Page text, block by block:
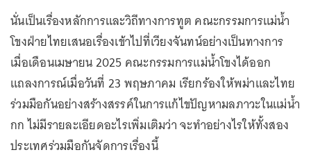
นั่นเป็นเรื่องหลักการและวิถีทางการทูต คณะกรรมการแม่น้ำ
โขงฝ่ายไทยเสนอเรื่องเข้าไปที่เวียงจันทน์อย่างเป็นทางการ
เมื่อเดือนเมษายน 2025 คณะกรรมการแม่น้ำโขงได้ออก
แถลงการณ์เมื่อวันที่ 23 พฤษภาคม เรียกร้องให้พม่าและไทย
ร่วมมือกันอย่างสร้างสรรค์ในการแก้ไขปัญหามลภาวะในแม่น้ำ
กก ไม่มีรายละเอียดอะไรเพิ่มเติมว่า จะทำอย่างไรให้ทั้งสอง
ประเทศร่วมมือกันจัดการเรื่องนี้